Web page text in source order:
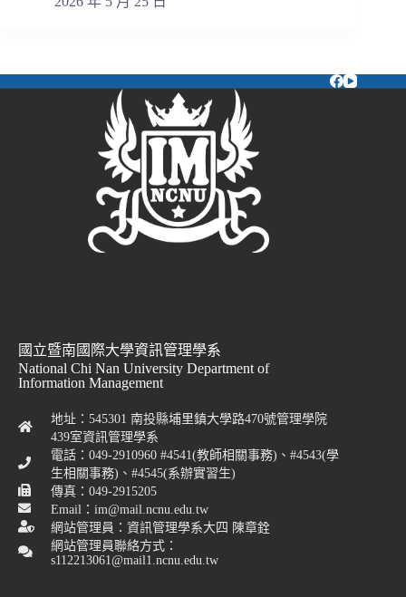
國立暨南國際大學資訊管理學系
National Chi Nan University Department of
Information Management
地址：545301 南投縣埔里鎮大學路470號管理學院
439室資訊管理學系
電話：049-2910960 #4541(教師相關事務)、#4543(學
生相關事務)、#4545(系辦實習生)
傳真：049-2915205
Email：im@mail.ncnu.edu.tw
網站管理員：資訊管理學系大四 陳章銓
網站管理員聯絡方式：
s112213061@mail1.ncnu.edu.tw